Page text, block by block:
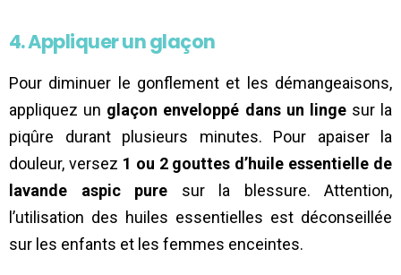
4. Appliquer un glaçon
Pour diminuer le gonflement et les démangeaisons,
appliquez un glaçon enveloppé dans un lingesur la
piqûre durant plusieurs minutes. Pour apaiser la
douleur, versez 1 ou 2 gouttes d’huile essentielle de
lavande aspic pure sur la blessure. Attention,
l’utilisation des huiles essentielles est déconseillée
sur les enfants et les femmes enceintes.